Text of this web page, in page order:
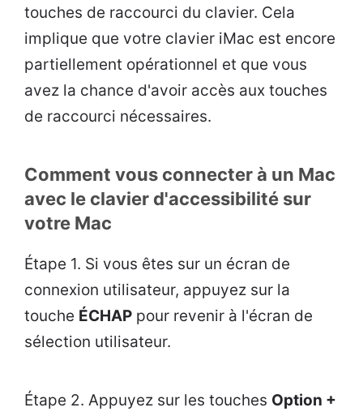
touches de raccourci du clavier. Cela
implique que votre clavier iMac est encore
partiellement opérationnel et que vous
avez la chance d'avoir accès aux touches
de raccourci nécessaires.
Comment vous connecter à un Mac
avec le clavier d'accessibilité sur
votre Mac
Étape 1. Si vous êtes sur un écran de
connexion utilisateur, appuyez sur la
touche ÉCHAP pour revenir à l'écran de
sélection utilisateur.
Étape 2. Appuyez sur les touches Option +